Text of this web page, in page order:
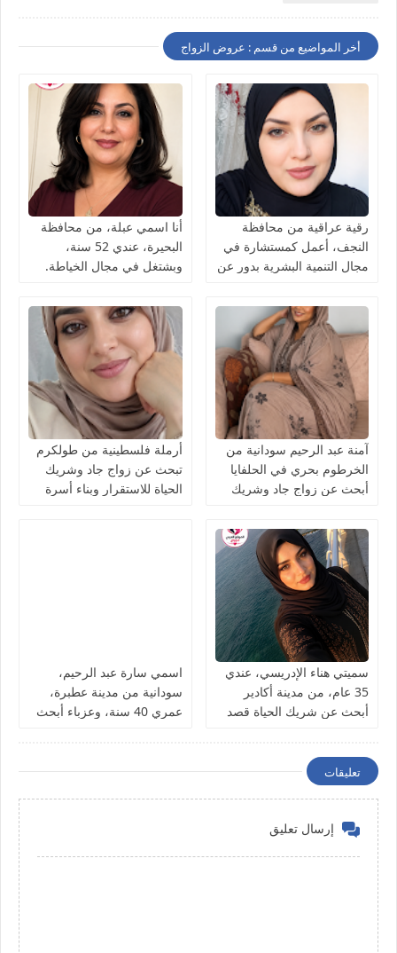
أخر المواضيع من قسم : عروض الزواج
رقية عراقية من محافظة
النجف، أعمل كمستشارة في
مجال التنمية البشرية بدور عن
أنا اسمي عبلة، من محافظة
البحيرة، عندي 52 سنة،
وبشتغل في مجال الخياطة.
آمنة عبد الرحيم سودانية من
الخرطوم بحري في الحلفايا
أبحث عن زواج جاد وشريك
أرملة فلسطينية من طولكرم
تبحث عن زواج جاد وشريك
الحياة للاستقرار وبناء أسرة
سميتي هناء الإدريسي، عندي
35 عام، من مدينة أكادير
أبحث عن شريك الحياة قصد
اسمي سارة عبد الرحيم،
سودانية من مدينة عطبرة،
عمري 40 سنة، وعزباء أبحث
تعليقات
إرسال تعليق